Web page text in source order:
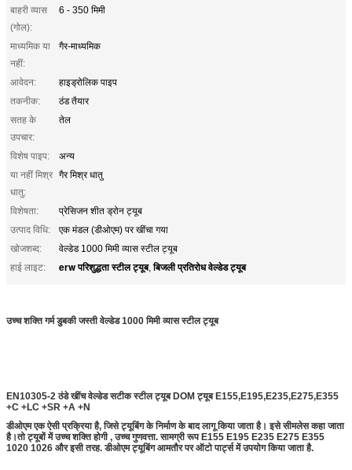
बाहरी व्यास
(गोल):
6 - 350 मिमी
माध्यमिक या
नहीं:
गैर-माध्यमिक
आवेदन:
हाइड्रोलिक पाइप
तकनीक:
ठंड तैयार
सतह के
उपचार:
तेल
विशेष पाइप:
अन्य
या नहीं मिश्र
धातु:
गैर मिश्र धातु
विशेषता:
प्रेसिजन शीत ड्रोन ट्यूब
उत्पाद विधि:
एक मंडल (डीओएम) पर खींचा गया
खोजशब्द:
वेल्डेड 1000 मिमी व्यास स्टील ट्यूब
हाई लाइट:
erw परिशुद्धता स्टील ट्यूब,बिजली प्रतिरोध वेल्डेड ट्यूब
उच्च शक्ति गर्म डुबकी जस्ती वेल्डेड 1000 मिमी व्यास स्टील ट्यूब
EN10305-2 ठंडे खींच वेल्डेड सटीक स्टील ट्यूब DOM ट्यूब E155,E195,E235,E275,E355
+C +LC +SR +A +N
डीओएम एक ऐसी प्रक्रिया है, जिसे ट्यूबिंग के निर्माण के बाद लागू किया जाता है। इसे सीमलेस कहा जाता
है।तो ट्यूबों में उच्च शक्ति होगी , उच्च गुणवत्ता. सामग्री रूप E155 E195 E235 E275 E355
1020 1026 और इसी तरह. डीओएम ट्यूबिंग आमतौर पर ऑटो पार्ट्स में उपयोग किया जाता है.